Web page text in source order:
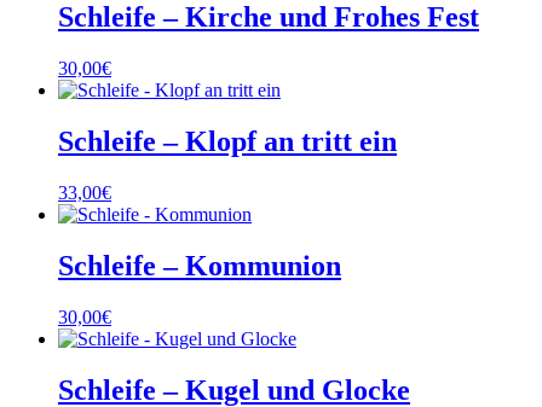
Schleife – Kirche und Frohes Fest
30,00€
Schleife – Klopf an tritt ein
33,00€
Schleife – Kommunion
30,00€
Schleife – Kugel und Glocke